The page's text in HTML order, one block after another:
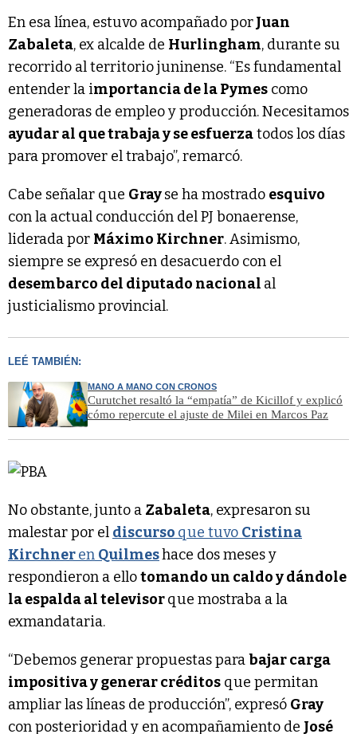
En esa línea, estuvo acompañado porJuan
Zabaleta, ex alcalde de Hurlingham, durante su
recorrido al territorio juninense. “Es fundamental
entender la importancia de la Pymes como
generadoras de empleo y producción. Necesitamos
ayudar al que trabaja y se esfuerzatodos los días
para promover el trabajo”, remarcó.
Cabe señalar que Grayse ha mostrado esquivo
con la actual conducción del PJ bonaerense,
liderada por Máximo Kirchner. Asimismo,
siempre se expresó en desacuerdo con el
desembarco del diputado nacional al
justicialismo provincial.
LEÉ TAMBIÉN:
MANO A MANO CON CRONOS
Curutchet resaltó la “empatía” de Kicillof y explicó
cómo repercute el ajuste de Milei en Marcos Paz
No obstante, junto a Zabaleta, expresaron su
malestar por el discurso que tuvo Cristina
Kirchneren Quilmeshace dos meses y
respondieron a ellotomando un caldo y dándole
la espalda al televisorque mostraba a la
exmandataria.
“Debemos generar propuestas parabajar carga
impositiva y generar créditos que permitan
ampliar las líneas de producción”, expresó Gray
con posterioridad y en acompañamiento de José